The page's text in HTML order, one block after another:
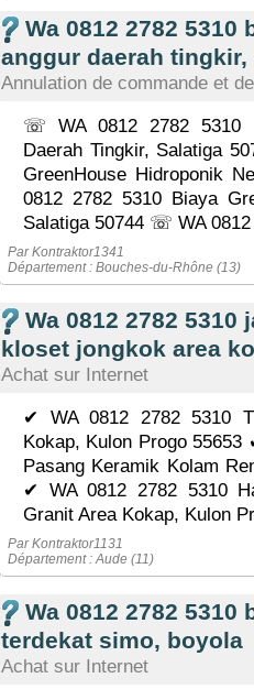
Wa 0812 2782
anggur daerah tingkir,
Annulation de commande et
☏ WA 0812 2782 5310
Daerah Tingkir, Salatiga
GreenHouse Hidroponik
0812 2782 5310 Biaya
Salatiga 50744 ☏ WA 0812
Par Kontraktor1341
Département : Bouches-du-Rhône (13)
Wa 0812 2782
kloset jongkok area
Achat sur Internet
✔ WA 0812 2782 5310
Kokap, Kulon Progo 55653
Pasang Keramik Kolam
✔ WA 0812 2782 5310
Granit Area Kokap, Kulon
Par Kontraktor1131
Département : Aude (11)
Wa 0812 2782
terdekat simo, boyola
Achat sur Internet